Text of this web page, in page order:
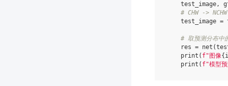
test_image,
# CHW -> NCHW
test_image =
# 取预测分布中
res = net (
print ( f"图像{ i
print ( f"模型